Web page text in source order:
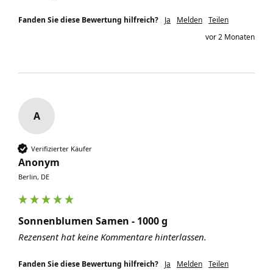
Fanden Sie diese Bewertung hilfreich? Ja Melden Teilen
vor 2 Monaten
A
Verifizierter Käufer
Anonym
Berlin, DE
Sonnenblumen Samen - 1000 g
Rezensent hat keine Kommentare hinterlassen.
Fanden Sie diese Bewertung hilfreich? Ja Melden Teilen